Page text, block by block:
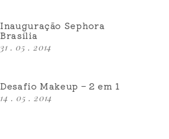
Inauguração Sephora
Brasília
31 . 05 . 2014
Desafio Makeup – 2 em 1
14 . 05 . 2014